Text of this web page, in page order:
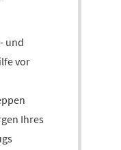
und
vor
Ihres